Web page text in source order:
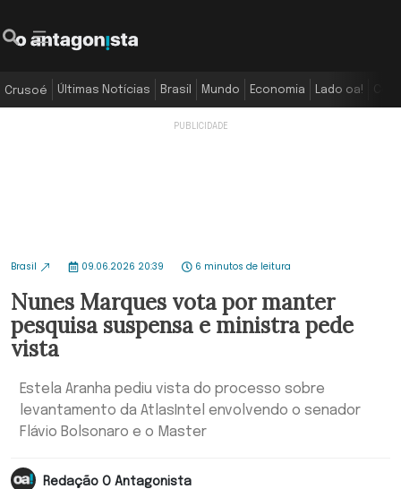
Crusoé Últimas Notícias Brasil Mundo Economia Lado oa!
Brasil 09.06.2026 20:39 6 minutos de leitura
Nunes Marques vota por manter
pesquisa suspensa e ministra pede
vista
Estela Aranha pediu vista do processo sobre
levantamento da AtlasIntel envolvendo o senador
Flávio Bolsonaro e o Master
Redação O Antagonista